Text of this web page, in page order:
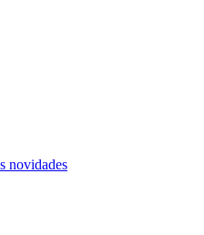
novidades